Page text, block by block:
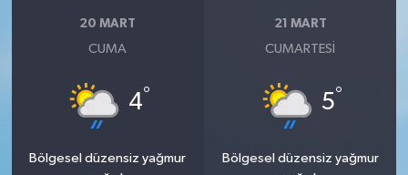
20 MART
CUMA
4°
Bölgesel düzensiz yağmur
21 MART
CUMARTESI
5°
Bölgesel düzensiz yağmur